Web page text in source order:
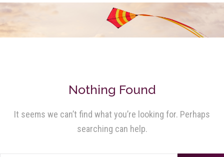
Nothing Found
It seems we can’t find what you’re looking for. Perhaps
searching can help.